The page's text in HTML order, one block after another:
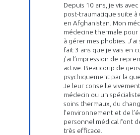
Depuis 10 ans, je vis
post-traumatique suite à
en Afghanistan. Mon
médecine thermale pour
à gérer mes phobies.
fait 3 ans que je vais en
j’ai l’impression de
active. Beaucoup de
psychiquement par la
Je leur conseille
médecin ou un
soins thermaux, du
l’environnement et de
personnel médical font
très efficace.